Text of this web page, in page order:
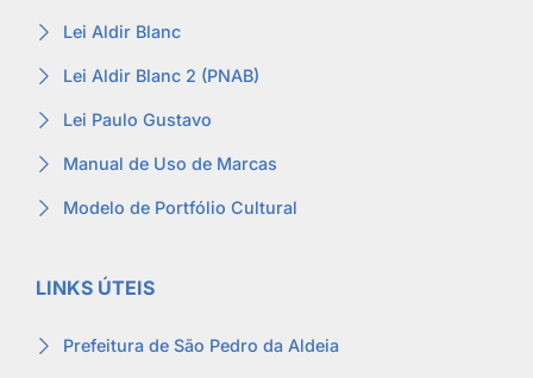
Lei Aldir Blanc
Lei Aldir Blanc 2 (PNAB)
Lei Paulo Gustavo
Manual de Uso de Marcas
Modelo de Portfólio Cultural
LINKS ÚTEIS
Prefeitura de São Pedro da Aldeia